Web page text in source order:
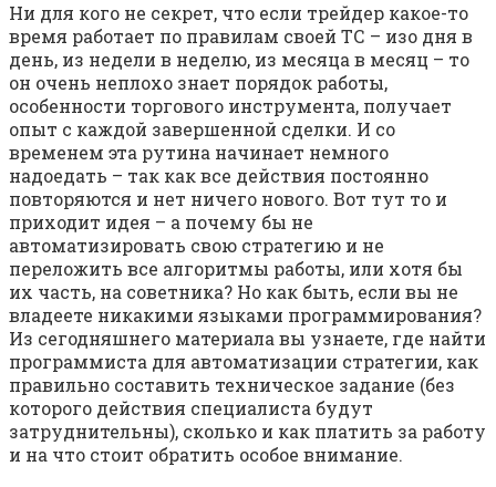
Ни для кого не секрет, что если трейдер какое-то
время работает по правилам своей ТС – изо дня в
день, из недели в неделю, из месяца в месяц – то
он очень неплохо знает порядок работы,
особенности торгового инструмента, получает
опыт с каждой завершенной сделки. И со
временем эта рутина начинает немного
надоедать – так как все действия постоянно
повторяются и нет ничего нового. Вот тут то и
приходит идея – а почему бы не
автоматизировать свою стратегию и не
переложить все алгоритмы работы, или хотя бы
их часть, на советника? Но как быть, если вы не
владеете никакими языками программирования?
Из сегодняшнего материала вы узнаете, где найти
программиста для автоматизации стратегии, как
правильно составить техническое задание (без
которого действия специалиста будут
затруднительны), сколько и как платить за работу
и на что стоит обратить особое внимание.